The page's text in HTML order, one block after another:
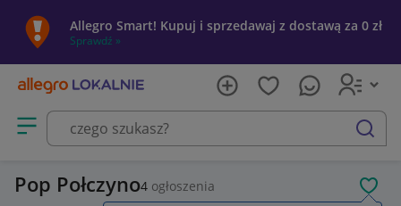
Allegro Smart! Kupuj i sprzedawaj z dostawą za 0 zł
Sprawdź »
Otwórz menu z kategoriami
szukaj
Pop Połczyno4 ogłoszenia